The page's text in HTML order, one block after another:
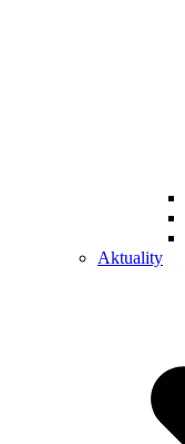
Aktuality